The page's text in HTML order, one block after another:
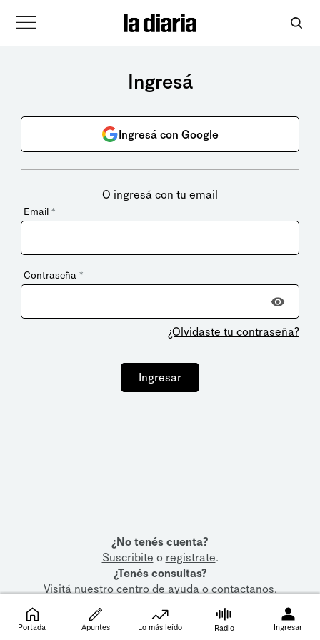
Ingresá
Ingresá con Google
O ingresá con tu email
Email *
Contraseña *
¿Olvidaste tu contraseña?
Ingresar
¿No tenés cuenta?
Suscribite o registrate.
¿Tenés consultas?
Visitá nuestrocentro de ayudaocontactanos.
Portada Apuntes Lo más leído Radio Ingresar